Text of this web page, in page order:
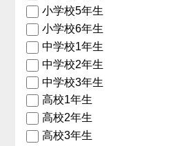
小学校5年生
小学校6年生
中学校1年生
中学校2年生
中学校3年生
高校1年生
高校2年生
高校3年生